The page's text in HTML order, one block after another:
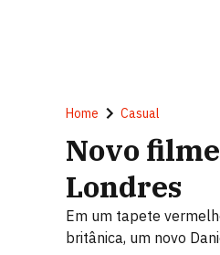
Home Casual
Novo
Londres
Em um tapete
britânica, um novo